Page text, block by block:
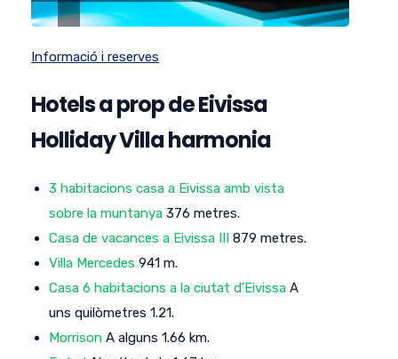
Informació i reserves
Hotels a prop de Eivissa
Holliday Villa harmonia
3 habitacions casa a Eivissa amb vista
sobre la muntanya 376 metres.
Casa de vacances a Eivissa III 879 metres.
Villa Mercedes 941 m.
Casa 6 habitacions a la ciutat d’Eivissa A
uns quilòmetres 1.21.
Morrison A alguns 1.66 km.